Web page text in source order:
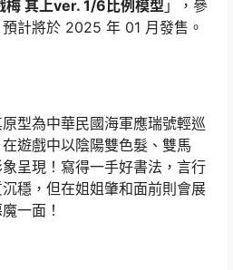
梅 其上ver. 1/6比例模型 」，參
計將於 2025 年 01 月發售。
原型為中華民國海軍應瑞號輕巡
遊戲中以陰陽雙色髮、雙馬
呈現！寫得一手好書法，言行
穩，但在姐姐肇和面前則會展
一面！